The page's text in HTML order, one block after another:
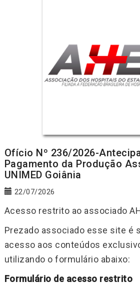
Ofício Nº 236/2026-
Pagamento da Produção
UNIMED Goiânia
22/07/2026
Acesso restrito ao associado
Prezado associado esse site é
acesso aos conteúdos
utilizando o formulário abaixo:
Formulário de acesso restrito